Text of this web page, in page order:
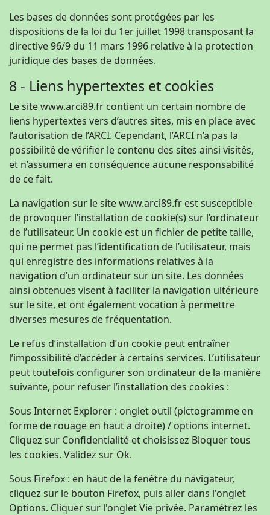
Les bases de données sont protégées par les
dispositions de la loi du 1er juillet 1998 transposant la
directive 96/9 du 11 mars 1996 relative à la protection
juridique des bases de données.
8 - Liens hypertextes et cookies
Le site www.arci89.fr contient un certain nombre de
liens hypertextes vers d’autres sites, mis en place avec
l’autorisation de l’ARCI. Cependant, l’ARCI n’a pas la
possibilité de vérifier le contenu des sites ainsi visités,
et n’assumera en conséquence aucune responsabilité
de ce fait.
La navigation sur le site www.arci89.fr est susceptible
de provoquer l’installation de cookie(s) sur l’ordinateur
de l’utilisateur. Un cookie est un fichier de petite taille,
qui ne permet pas l’identification de l’utilisateur, mais
qui enregistre des informations relatives à la
navigation d’un ordinateur sur un site. Les données
ainsi obtenues visent à faciliter la navigation ultérieure
sur le site, et ont également vocation à permettre
diverses mesures de fréquentation.
Le refus d’installation d’un cookie peut entraîner
l’impossibilité d’accéder à certains services. L’utilisateur
peut toutefois configurer son ordinateur de la manière
suivante, pour refuser l’installation des cookies :
Sous Internet Explorer : onglet outil (pictogramme en
forme de rouage en haut a droite) / options internet.
Cliquez sur Confidentialité et choisissez Bloquer tous
les cookies. Validez sur Ok.
Sous Firefox : en haut de la fenêtre du navigateur,
cliquez sur le bouton Firefox, puis aller dans l'onglet
Options. Cliquer sur l'onglet Vie privée. Paramétrez les